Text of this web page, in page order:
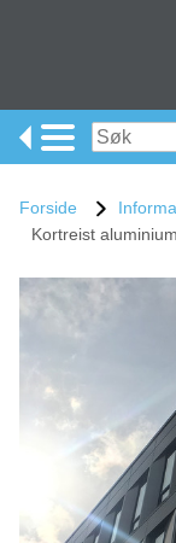
Forside
Kortreist